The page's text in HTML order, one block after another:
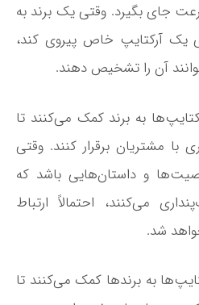
جای بگیرد. وقتی یک برند به
یک آرکتایپ خاص پیروی کند،
آن را تشخیص دهند.
به برند کمک می‌کنند تا
با مشتریان برقرار کنند. وقتی
و داستان‌هایی باشد که
می‌کنند، احتمالاً ارتباط
شد.
به برندها کمک می‌کنند تا